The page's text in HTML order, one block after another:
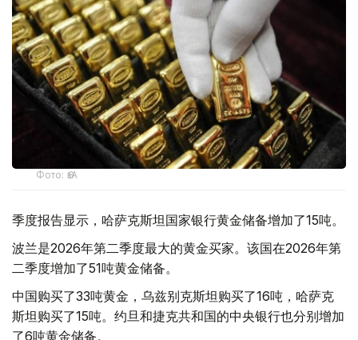
Фото: ӨзА
季度报告显示，哈萨克斯坦国家银行黄金储备增加了15吨。
波兰是2026年第二季度最大的黄金买家。该国在2026年第
二季度增加了51吨黄金储备。
中国购买了33吨黄金，乌兹别克斯坦购买了16吨，哈萨克
斯坦购买了15吨。约旦和捷克共和国的中央银行也分别增加
了6吨黄金储备。